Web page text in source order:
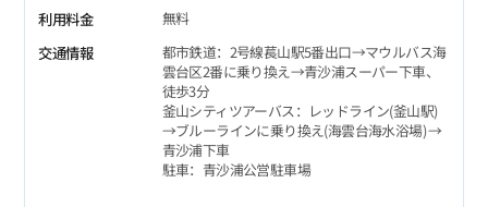
利用料金
無料
交通情報
都市鉄道：2号線萇山駅5番出口→マウルバス海
雲台区2番に乗り換え→青沙浦スーパー下車、
徒歩3分
釜山シティツアーバス：レッドライン(釜山駅)
→ブルーラインに乗り換え(海雲台海水浴場) →
青沙浦下車
駐車：青沙浦公営駐車場